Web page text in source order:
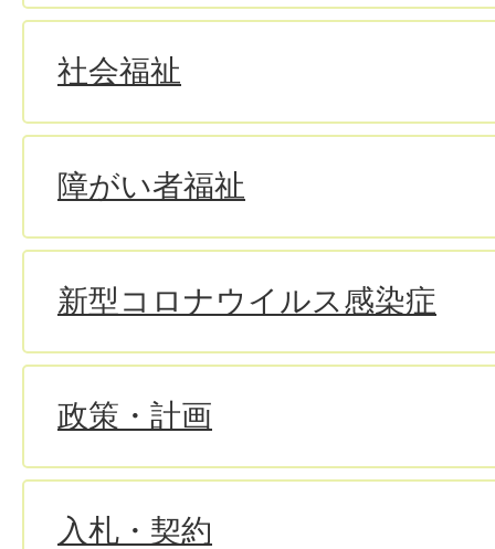
社会福祉
障がい者福祉
新型コロナウイルス感染症
政策・計画
入札・契約